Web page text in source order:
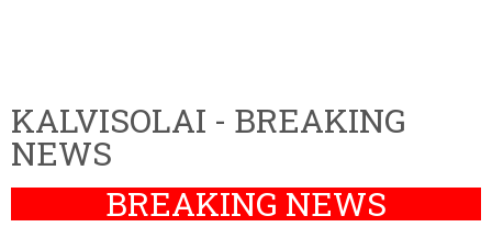
KALVISOLAI - BREAKING
NEWS
BREAKING NEWS